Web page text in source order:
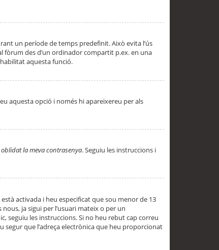
un període de temps predefinit. Això evita l’ús
fòrum des d’un ordinador compartit p.ex. en una
aquesta funció.
aquesta opció i només hi apareixereu per als
oblidat la meva contrasenya. Seguiu les instruccions i
activada i heu especificat que sou menor de 13
ja sigui per l’usuari mateix o per un
seguiu les instruccions. Si no heu rebut cap correu
segur que l’adreça electrònica que heu proporcionat